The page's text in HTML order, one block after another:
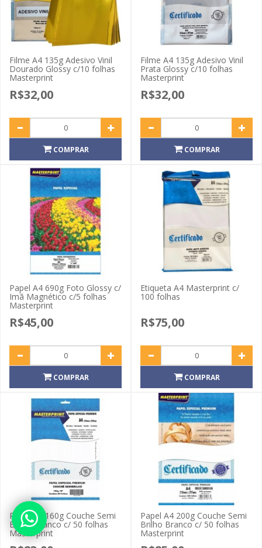
Filme A4 135g Adesivo Vinil
Dourado Glossy c/10 folhas
Masterprint
R$32,00
COMPRAR
Filme A4 135g Adesivo Vinil
Prata Glossy c/10 folhas
Masterprint
R$32,00
COMPRAR
Papel A4 690g Foto Glossy c/
Imã Magnético c/5 folhas
Masterprint
R$45,00
COMPRAR
Etiqueta A4 Masterprint c/
100 folhas
R$75,00
COMPRAR
Papel A4 160g Couche Semi
Brilho Branco c/ 50 folhas
Masterprint
Papel A4 200g Couche Semi
Brilho Branco c/ 50 folhas
Masterprint